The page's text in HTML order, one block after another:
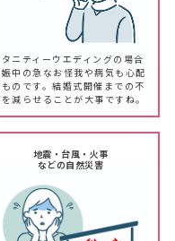
タニティーウエディングの場合
中の急なお怪我や病気も心配
ものです。結婚式開催までの不
を減らせることが大事ですね。
地震・台風・火事
などの自然災害